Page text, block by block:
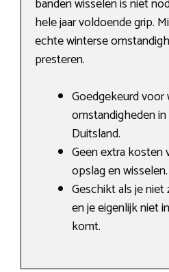
banden wisselen is niet
hele jaar voldoende grip.
echte winterse
presteren.
Goedgekeurd voor
omstandigheden
Duitsland.
Geen extra kosten
opslag en wisselen.
Geschikt als je
en je eigenlijk niet
komt.